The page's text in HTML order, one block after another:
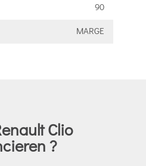
90
MARGE
Clio
?